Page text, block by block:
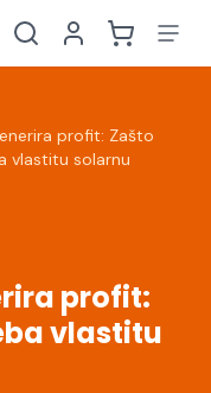
profit: Zašto
vlastitu solarnu
profit:
vlastitu